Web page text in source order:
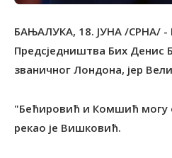
БАЊАЛУКА, 18. ЈУНА /СРНА/ -
Предсједништва Бих
званичног Лондона, јер
"Бећировић и Комшић могу
рекао је Вишковић.